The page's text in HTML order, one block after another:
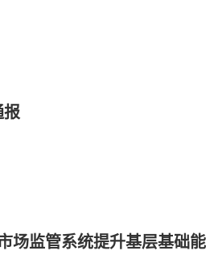
报
场监管系统提升基层基础能